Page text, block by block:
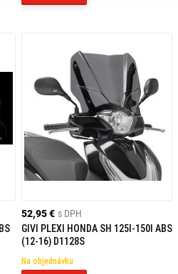
52,95 € s DPH
GIVI PLEXI HONDA SH 125I-150I ABS
(12-16) D1128S
Na objednávku